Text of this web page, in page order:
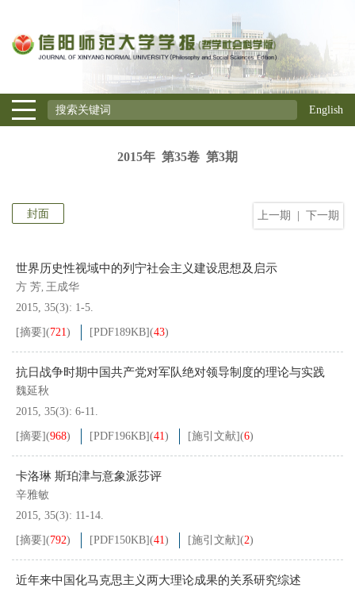
English
2015年 第35卷 第3期
上一期 下一期
封面
世界历史性视域中的列宁社会主义建设思想及启示
方 芳, 王成华
2015, 35(3): 1-5.
[摘要](721) [PDF189KB](43)
抗日战争时期中国共产党对军队绝对领导制度的理论与实践
魏延秋
2015, 35(3): 6-11.
[摘要](968) [PDF196KB](41) [施引文献](6)
卡洛琳 斯珀津与意象派莎评
辛雅敏
2015, 35(3): 11-14.
[摘要](792) [PDF150KB](41) [施引文献](2)
近年来中国化马克思主义两大理论成果的关系研究综述